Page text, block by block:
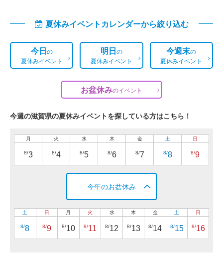
夏休みイベントカレンダーから絞り込む
今日の
夏休みイベント
明日の
夏休みイベント
今週末の
夏休みイベント
お盆休みのイベント
今週の滋賀県の夏休みイベントを探している方はこちら！
月
8/3
火
8/4
水
8/5
木
8/6
金
8/7
土
8/8
日
8/9
今年のお盆休み
土
8/8
日
8/9
月
8/10
火
8/11
水
8/12
木
8/13
金
8/14
土
8/15
日
8/16